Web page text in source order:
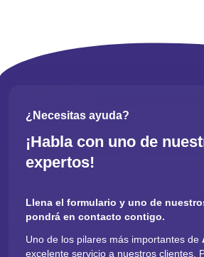
¿Necesitas ayuda?
¡Habla con uno de
expertos!
Llena el formulario y uno de
pondrá en contacto contigo.
Uno de los pilares más importantes de
excelente servicio a nuestros clientes.